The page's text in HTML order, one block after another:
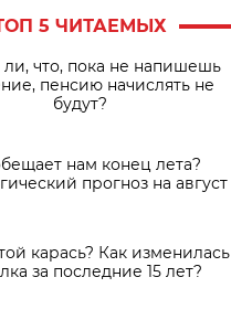
5 ЧИТАЕМЫХ
что, пока не напишешь
пенсию начислять не
будут?
нам конец лета?
прогноз на август
карась? Как изменилась
за последние 15 лет?